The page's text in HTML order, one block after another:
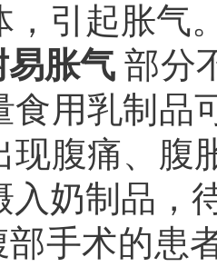
，引起胀气
胀气 部分
食用乳制品
现腹痛、腹
入奶制品，
部手术的患